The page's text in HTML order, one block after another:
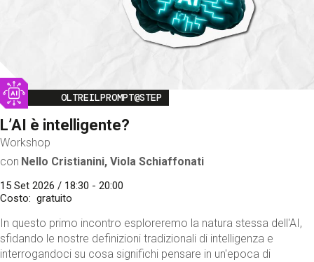
Image
OLTREILPROMPT@STEP
L’AI è intelligente?
Workshop
con Nello Cristianini, Viola Schiaffonati
15 Set 2026 / 18:30 - 20:00
Costo
gratuito
In questo primo incontro esploreremo la natura stessa dell'AI,
sfidando le nostre definizioni tradizionali di intelligenza e
interrogandoci su cosa significhi pensare in un'epoca di